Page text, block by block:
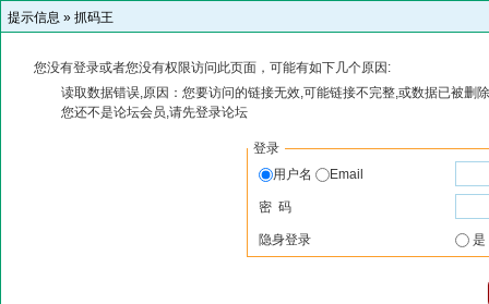
提示信息 » 抓码王
您没有登录或者您没有权限访问此页面，可能有如下几个原因:
读取数据错误,原因：您要访问的链接无效,可能链接不完整,或数据已被删
您还不是论坛会员,请先登录论坛
登录
用户名
Email
密 码
隐身登录